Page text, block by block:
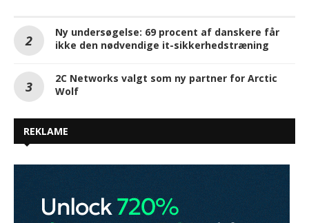
Ny undersøgelse: 69 procent af danskere får
ikke den nødvendige it-sikkerhedstræning
2C Networks valgt som ny partner for Arctic
Wolf
REKLAME